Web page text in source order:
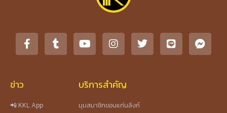
ข่าว
📲 KKL App
บริการสำคัญ
มุมสมาชิกขอนแก่นลิงก์